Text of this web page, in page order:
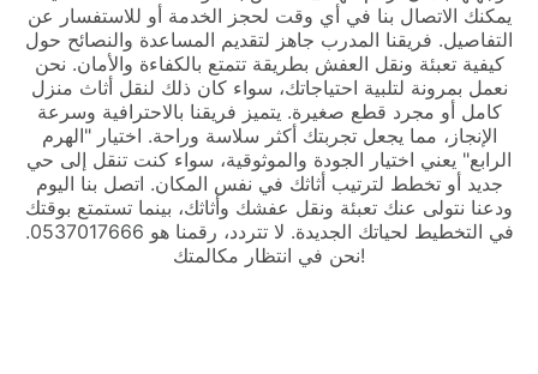
يمكنك الاتصال بنا في أي وقت لحجز الخدمة أو للاستفسار عن
التفاصيل. فريقنا المدرب جاهز لتقديم المساعدة والنصائح حول
كيفية تعبئة ونقل العفش بطريقة تتمتع بالكفاءة والأمان. نحن
نعمل بمرونة لتلبية احتياجاتك، سواء كان ذلك لنقل أثاث منزل
كامل أو مجرد قطع صغيرة. يتميز فريقنا بالاحترافية وسرعة
الإنجاز، مما يجعل تجربتك أكثر سلاسة وراحة. اختيار "الهرم
الرابع" يعني اختيار الجودة والموثوقية، سواء كنت تنقل إلى حي
جديد أو تخطط لترتيب أثاثك في نفس المكان. اتصل بنا اليوم
ودعنا نتولى عنك تعبئة ونقل عفشك وأثاثك، بينما تستمتع بوقتك
في التخطيط لحياتك الجديدة. لا تتردد، رقمنا هو 0537017666.
نحن في انتظار مكالمتك!